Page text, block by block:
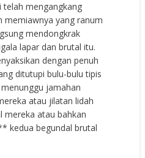
telah mengangkang
memiawnya yang ranum
mendongkrak
lapar dan brutal itu.
dengan penuh
ditutupi bulu-bulu tipis
jamahan
atau jilatan lidah
mereka atau bahkan
begundal brutal